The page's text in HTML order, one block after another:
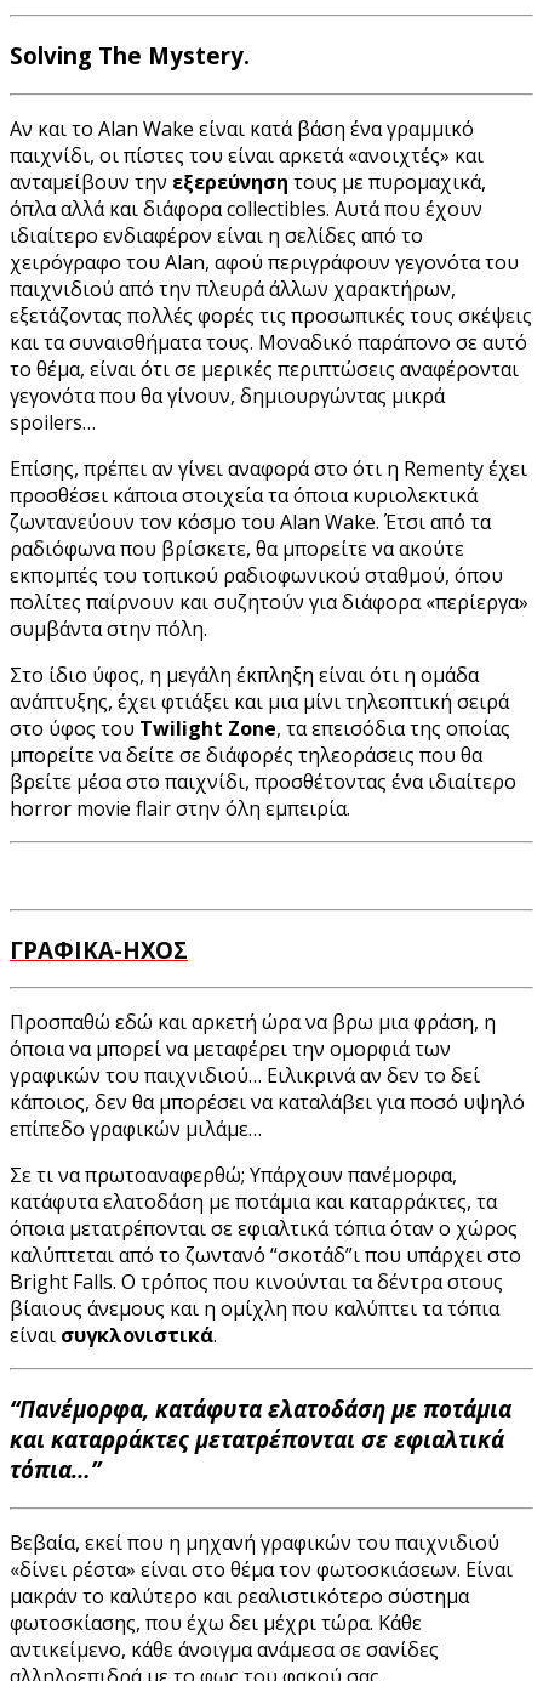
Solving The Mystery.
Αν και το Alan Wake είναι κατά βάση ένα γραμμικό
παιχνίδι, οι πίστες του είναι αρκετά «ανοιχτές» και
ανταμείβουν την εξερεύνηση τους με πυρομαχικά,
όπλα αλλά και διάφορα collectibles. Αυτά που έχουν
ιδιαίτερο ενδιαφέρον είναι η σελίδες από το
χειρόγραφο του Alan, αφού περιγράφουν γεγονότα του
παιχνιδιού από την πλευρά άλλων χαρακτήρων,
εξετάζοντας πολλές φορές τις προσωπικές τους σκέψεις
και τα συναισθήματα τους. Μοναδικό παράπονο σε αυτό
το θέμα, είναι ότι σε μερικές περιπτώσεις αναφέρονται
γεγονότα που θα γίνουν, δημιουργώντας μικρά
spoilers…
Επίσης, πρέπει αν γίνει αναφορά στο ότι η Rementy έχει
προσθέσει κάποια στοιχεία τα όποια κυριολεκτικά
ζωντανεύουν τον κόσμο του Alan Wake. Έτσι από τα
ραδιόφωνα που βρίσκετε, θα μπορείτε να ακούτε
εκπομπές του τοπικού ραδιοφωνικού σταθμού, όπου
πολίτες παίρνουν και συζητούν για διάφορα «περίεργα»
συμβάντα στην πόλη.
Στο ίδιο ύφος, η μεγάλη έκπληξη είναι ότι η ομάδα
ανάπτυξης, έχει φτιάξει και μια μίνι τηλεοπτική σειρά
στο ύφος του Twilight Zone, τα επεισόδια της οποίας
μπορείτε να δείτε σε διάφορές τηλεοράσεις που θα
βρείτε μέσα στο παιχνίδι, προσθέτοντας ένα ιδιαίτερο
horror movie flair στην όλη εμπειρία.
ΓΡΑΦΙΚΑ-ΗΧΟΣ
Προσπαθώ εδώ και αρκετή ώρα να βρω μια φράση, η
όποια να μπορεί να μεταφέρει την ομορφιά των
γραφικών του παιχνιδιού… Eιλικρινά αν δεν το δεί
κάποιος, δεν θα μπορέσει να καταλάβει για ποσό υψηλό
επίπεδο γραφικών μιλάμε…
Σε τι να πρωτοαναφερθώ; Υπάρχουν πανέμορφα,
κατάφυτα ελατοδάση με ποτάμια και καταρράκτες, τα
όποια μετατρέπονται σε εφιαλτικά τόπια όταν ο χώρος
καλύπτεται από το ζωντανό “σκοτάδ”ι που υπάρχει στο
Bright Falls. Ο τρόπος που κινούνται τα δέντρα στους
βίαιους άνεμους και η ομίχλη που καλύπτει τα τόπια
είναι συγκλονιστικά.
“Πανέμορφα, κατάφυτα ελατοδάση με ποτάμια
και καταρράκτες μετατρέπονται σε εφιαλτικά
τόπια…”
Βεβαία, εκεί που η μηχανή γραφικών του παιχνιδιού
«δίνει ρέστα» είναι στο θέμα τον φωτοσκιάσεων. Είναι
μακράν το καλύτερο και ρεαλιστικότερο σύστημα
φωτοσκίασης, που έχω δει μέχρι τώρα. Κάθε
αντικείμενο, κάθε άνοιγμα ανάμεσα σε σανίδες